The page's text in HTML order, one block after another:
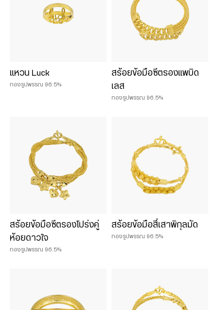
แหวน Luck
ทองรูปพรรณ 96.5%
สร้อยข้อมือซีตรองแพบิด
เลส
ทองรูปพรรณ 96.5%
สร้อยข้อมือซีตรองโปร่งคู่
ห้อยดาวใจ
ทองรูปพรรณ 96.5%
สร้อยข้อมือสี่เสาพิกุลมัด
ทองรูปพรรณ 96.5%